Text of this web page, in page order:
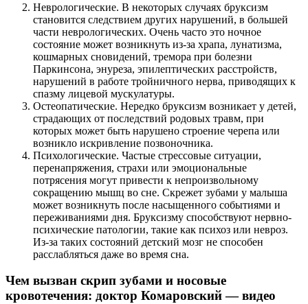
Неврологические. В некоторых случаях бруксизм
становится следствием других нарушений, в большей
части неврологических. Очень часто это ночное
состояние может возникнуть из-за храпа, лунатизма,
кошмарных сновидений, тремора при болезни
Паркинсона, энуреза, эпилептических расстройств,
нарушений в работе тройничного нерва, приводящих к
спазму лицевой мускулатуры.
Остеопатические. Нередко бруксизм возникает у детей,
страдающих от последствий родовых травм, при
которых может быть нарушено строение черепа или
возникло искривление позвоночника.
Психологические. Частые стрессовые ситуации,
перенапряжения, страхи или эмоциональные
потрясения могут привести к непроизвольному
сокращению мышц во сне. Скрежет зубами у малыша
может возникнуть после насыщенного событиями и
переживаниями дня. Бруксизму способствуют нервно-
психические патологии, такие как психоз или невроз.
Из-за таких состояний детский мозг не способен
расслабляться даже во время сна.
Чем вызван скрип зубами и носовые
кровотечения: доктор Комаровский — видео